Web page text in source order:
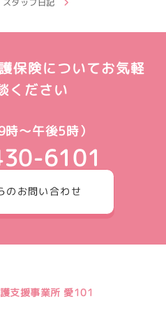
スタッフ日記
保険についてお気軽
ください
時～午後5時）
6101
のお問い合わせ
支援事業所 愛101